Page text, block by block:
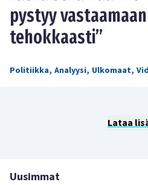
pystyy
tehokkaasti”
Politiikka, Analyysi, Ulkomaat,
Lataa
Uusimmat